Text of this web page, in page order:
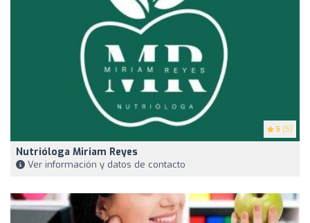
5 (5)
Nutrióloga Miriam Reyes
Ver información y datos de contacto